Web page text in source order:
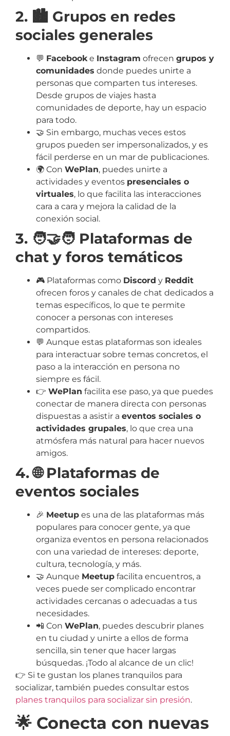
2. 🏙️ Grupos en redes
sociales generales
💬 Facebooke Instagram ofrecen grupos y
comunidades donde puedes unirte a
personas que comparten tus intereses.
Desde grupos de viajes hasta
comunidades de deporte, hay un espacio
para todo.
🤝 Sin embargo, muchas veces estos
grupos pueden ser impersonalizados, y es
fácil perderse en un mar de publicaciones.
🌍 Con WePlan, puedes unirte a
actividades y eventos presenciales o
virtuales, lo que facilita las interacciones
cara a cara y mejora la calidad de la
conexión social.
3. 🧑‍🤝‍🧑 Plataformas de
chat y foros temáticos
🎮 Plataformas como Discord y Reddit
ofrecen foros y canales de chat dedicados a
temas específicos, lo que te permite
conocer a personas con intereses
compartidos.
💬 Aunque estas plataformas son ideales
para interactuar sobre temas concretos, el
paso a la interacción en persona no
siempre es fácil.
👉 WePlan facilita ese paso, ya que puedes
conectar de manera directa con personas
dispuestas a asistir a eventos sociales o
actividades grupales, lo que crea una
atmósfera más natural para hacer nuevos
amigos.
4. 🌐 Plataformas de
eventos sociales
🎉 Meetup es una de las plataformas más
populares para conocer gente, ya que
organiza eventos en persona relacionados
con una variedad de intereses: deporte,
cultura, tecnología, y más.
🤝 Aunque Meetup facilita encuentros, a
veces puede ser complicado encontrar
actividades cercanas o adecuadas a tus
necesidades.
📲 Con WePlan, puedes descubrir planes
en tu ciudad y unirte a ellos de forma
sencilla, sin tener que hacer largas
búsquedas. ¡Todo al alcance de un clic!
👉 Si te gustan los planes tranquilos para
socializar, también puedes consultar estos
planes tranquilos para socializar sin presión.
🌟 Conecta con nuevas